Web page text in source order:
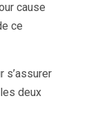
cause
ce
s’assurer
deux